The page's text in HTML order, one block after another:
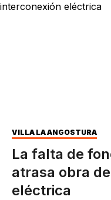
VILLA LA ANGOSTURA
La falta de
atrasa obra
eléctrica